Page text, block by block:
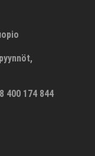
400 174 844